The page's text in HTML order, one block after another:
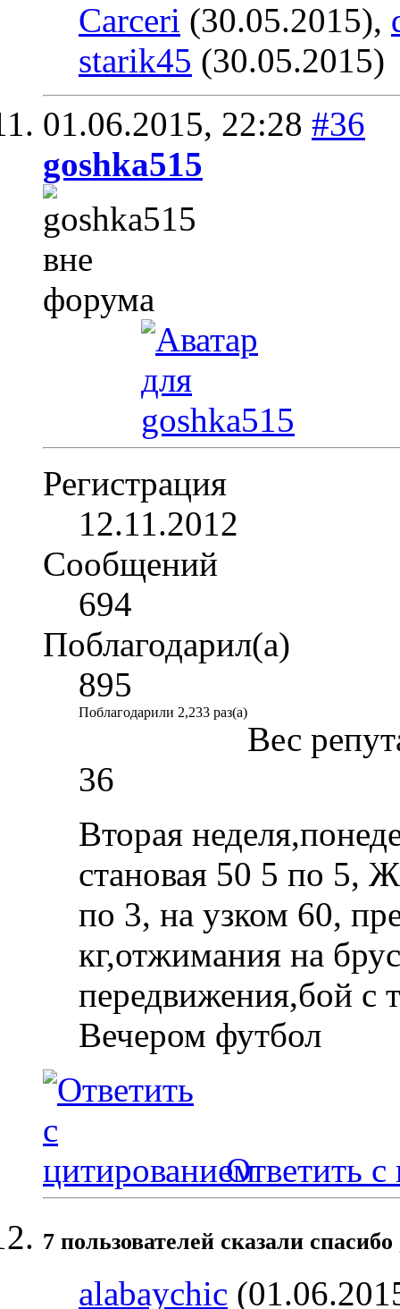
Carceri (30.05.2015),
starik45 (30.05.2015)
01.06.2015, 22:28 #36
goshka515
Регистрация
12.11.2012
Сообщений
694
Поблагодарил(а)
895
Поблагодарили 2,233 раз(а)
Вес
36
Вторая
становая 50 5 по 5,
по 3, на узком 60,
кг,отжимания на
передвижения,бой с
Вечером футбол
Ответить с
7 пользователей сказали
alabaychic